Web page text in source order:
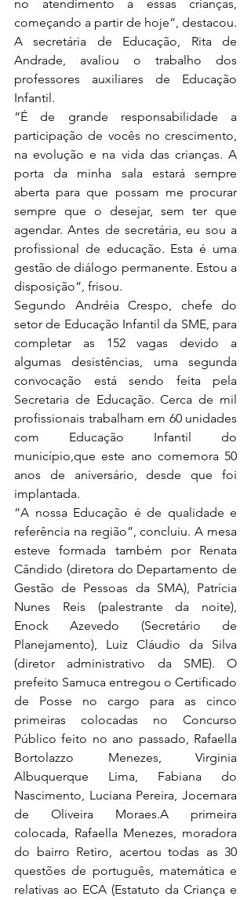
no atendimento a essas crianças,
começando a partir de hoje”, destacou.
A secretária de Educação, Rita de
Andrade, avaliou o trabalho dos
professores auxiliares de Educação
Infantil.
“É de grande responsabilidade a
participação de vocês no crescimento,
na evolução e na vida das crianças. A
porta da minha sala estará sempre
aberta para que possam me procurar
sempre que o desejar, sem ter que
agendar. Antes de secretária, eu sou a
profissional de educação. Esta é uma
gestão de diálogo permanente. Estou a
disposição”, frisou.
Segundo Andréia Crespo, chefe do
setor de Educação Infantil da SME, para
completar as 152 vagas devido a
algumas desistências, uma segunda
convocação está sendo feita pela
Secretaria de Educação. Cerca de mil
profissionais trabalham em 60 unidades
com Educação Infantil do
município,que este ano comemora 50
anos de aniversário, desde que foi
implantada.
“A nossa Educação é de qualidade e
referência na região”, concluiu. A mesa
esteve formada também por Renata
Cândido (diretora do Departamento de
Gestão de Pessoas da SMA), Patrícia
Nunes Reis (palestrante da noite),
Enock Azevedo (Secretário de
Planejamento), Luiz Cláudio da Silva
(diretor administrativo da SME). O
prefeito Samuca entregou o Certificado
de Posse no cargo para as cinco
primeiras colocadas no Concurso
Público feito no ano passado, Rafaella
Bortolazzo Menezes, Virginia
Albuquerque Lima, Fabiana do
Nascimento, Luciana Pereira, Jocemara
de Oliveira Moraes.A primeira
colocada, Rafaella Menezes, moradora
do bairro Retiro, acertou todas as 30
questões de português, matemática e
relativas ao ECA (Estatuto da Criança e